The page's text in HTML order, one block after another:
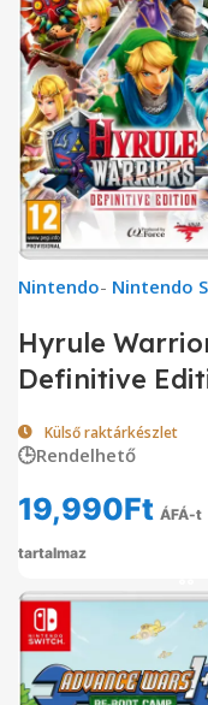
Nintendo- Nintendo
Hyrule
Definitive
Külső raktárkészlet
🕒Rendelhető
19,990Ft ÁFÁ-t
tartalmaz